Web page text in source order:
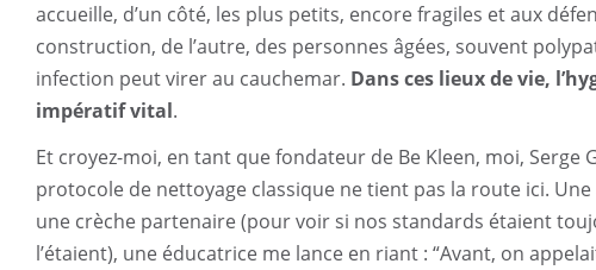
accueille, d’un côté, les plus petits, encore fragiles et aux
construction, de l’autre, des personnes âgées, souvent
infection peut virer au cauchemar. Dans ces lieux de vie,
impératif vital.
Et croyez-moi, en tant que fondateur de Be Kleen, moi, Serge
protocole de nettoyage classique ne tient pas la route ici.
une crèche partenaire (pour voir si nos standards étaient
l’étaient), une éducatrice me lance en riant : “Avant, on